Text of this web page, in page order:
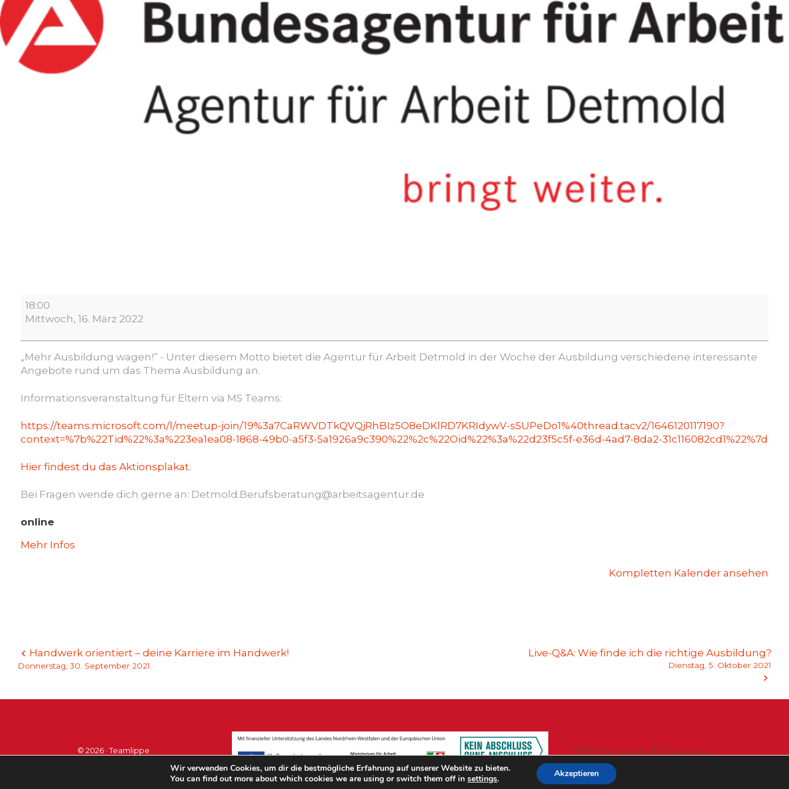
„Berufswahl
eine
Herausforderung
auch
Eltern!“
18:00
Mittwoch, 16. März 2022
„Mehr Ausbildung wagen!“ - Unter diesem Motto bietet die Agentur für Arbeit Detmold in der Woche der Ausbildung verschiedene interessante
Angebote rund um das Thema Ausbildung an.
Informationsveranstaltung für Eltern via MS Teams:
https://teams.microsoft.com/l/meetup-join/19%3a7CaRWVDTkQVQjRhBIz5O8eDKlRD7KRIdywV-sSUPeDo1%40thread.tacv2/1646120117190?
context=%7b%22Tid%22%3a%223ea1ea08-1868-49b0-a5f3-5a1926a9c390%22%2c%22Oid%22%3a%22d23f5c5f-e36d-4ad7-8da2-31c116082cd1%22%7d
Hier findest du das Aktionsplakat.
Bei Fragen wende dich gerne an: Detmold.Berufsberatung@arbeitsagentur.de
online
Mehr Infos
Kompletten Kalender ansehen
Beitragsnavigation
Handwerk orientiert – deine Karriere im Handwerk!
Donnerstag, 30. September 2021
Live-Q&A: Wie finde ich die richtige Ausbildung?
Dienstag, 5. Oktober 2021
© 2026 · Teamlippe #teamlippe
Wir verwenden Cookies, um dir die bestmögliche Erfahrung auf unserer Website zu bieten.
You can find out more about which cookies we are using or switch them off insettings. Akzeptieren